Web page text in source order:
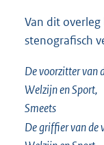
Van dit
stenografisch
De voorzitter van
Welzijn en Sport,
Smeets
De griffier van de